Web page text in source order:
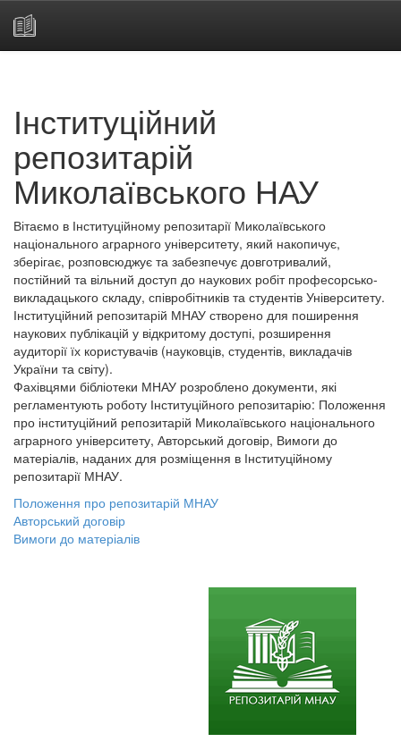
Інституційний
репозитарій
Миколаївського НАУ
Вітаємо в Інституційному репозитарії Миколаївського
національного аграрного університету, який накопичує,
зберігає, розповсюджує та забезпечує довготривалий,
постійний та вільний доступ до наукових робіт професорсько-
викладацького складу, співробітників та студентів Університету.
Інституційний репозитарій МНАУ створено для поширення
наукових публікацій у відкритому доступі, розширення
аудиторії їх користувачів (науковців, студентів, викладачів
України та світу).
Фахівцями бібліотеки МНАУ розроблено документи, які
регламентують роботу Інституційного репозитарію: Положення
про інституційний репозитарій Миколаївського національного
аграрного університету, Авторський договір, Вимоги до
матеріалів, наданих для розміщення в Інституційному
репозитарії МНАУ.
Положення про репозитарій МНАУ
Авторський договір
Вимоги до матеріалів